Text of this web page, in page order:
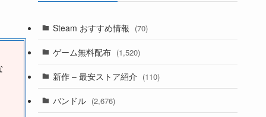
Steam おすすめ情報 (70)
ゲーム無料配布 (1,520)
新作 – 最安ストア紹介 (110)
バンドル (2,676)